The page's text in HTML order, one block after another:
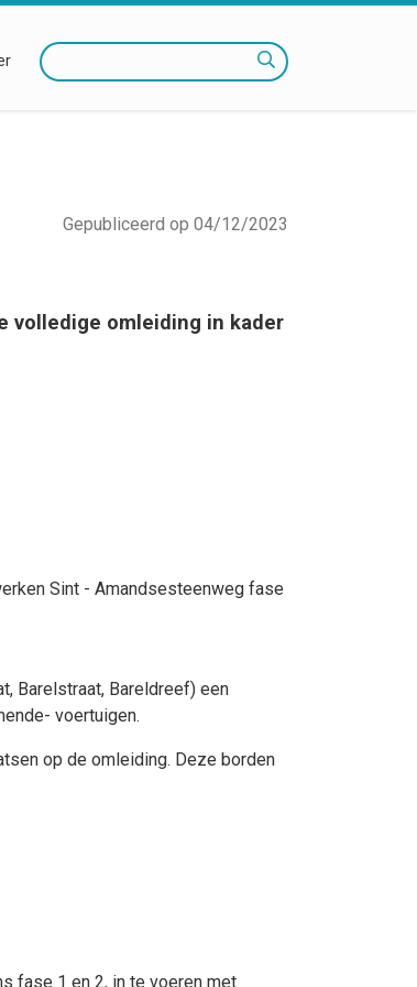
Zoeken
Gepubliceerd op 04/12/2023
volledige omleiding in kader
Sint - Amandsesteenweg fase
Barelstraat, Bareldreef) een
voertuigen.
op de omleiding. Deze borden
fase 1 en 2, in te voeren met